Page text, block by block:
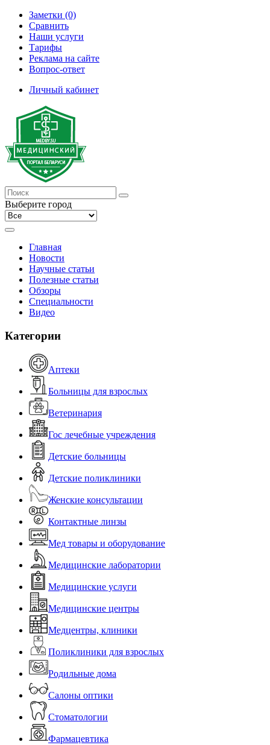
Заметки (0)
Сравнить
Наши услуги
Тарифы
Реклама на сайте
Вопрос-ответ
Личный кабинет
Выберите город
Главная
Новости
Научные статьи
Полезные статьи
Обзоры
Специальности
Видео
Категории
Аптеки
Больницы для взрослых
Ветеринария
Гос лечебные учреждения
Детские больницы
Детские поликлиники
Женские консультации
Контактные линзы
Мед товары и оборудование
Медицинские лаборатории
Медицинские услуги
Медицинские центры
Медцентры, клиники
Поликлиники для взрослых
Родильные дома
Салоны оптики
Стоматологии
Фармацевтика